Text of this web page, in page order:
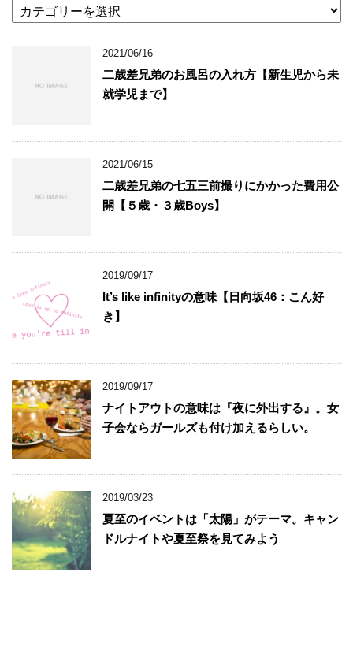
2021/06/16
二歳差兄弟のお風呂の入れ方【新生児から未
就学児まで】
2021/06/15
二歳差兄弟の七五三前撮りにかかった費用公
開【５歳・３歳Boys】
2019/09/17
It’s like infinityの意味【日向坂46：こん好
き】
2019/09/17
ナイトアウトの意味は『夜に外出する』。女
子会ならガールズも付け加えるらしい。
2019/03/23
夏至のイベントは「太陽」がテーマ。キャン
ドルナイトや夏至祭を見てみよう